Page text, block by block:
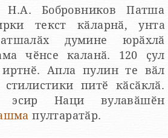
Н.А. Бобровников Патша
текст кӑларнӑ, унта
думине юрӑхлӑ
чӗнсе каланӑ. 120 ҫул
Апла пулин те вӑл
стилистики питӗ кӑсӑклӑ.
эсир Наци вулавӑшӗн
пултаратӑр.